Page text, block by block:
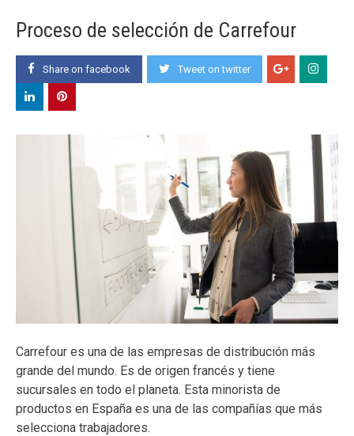
Proceso de selección de Carrefour
Share on facebook Tweet on twitter
Carrefour es una de las empresas de distribución más
grande del mundo. Es de origen francés y tiene
sucursales en todo el planeta. Esta minorista de
productos en España es una de las compañías que más
selecciona trabajadores.